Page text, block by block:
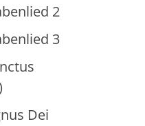
2 331 –
3 497
194 –
Dei 204 –